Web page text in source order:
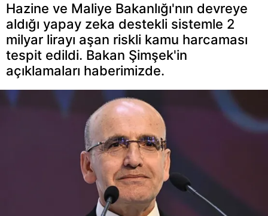
Hazine ve Maliye Bakanlığı'nın devreye
aldığı yapay zeka destekli sistemle 2
milyar lirayı aşan riskli kamu harcaması
tespit edildi. Bakan Şimşek'in
açıklamaları haberimizde.